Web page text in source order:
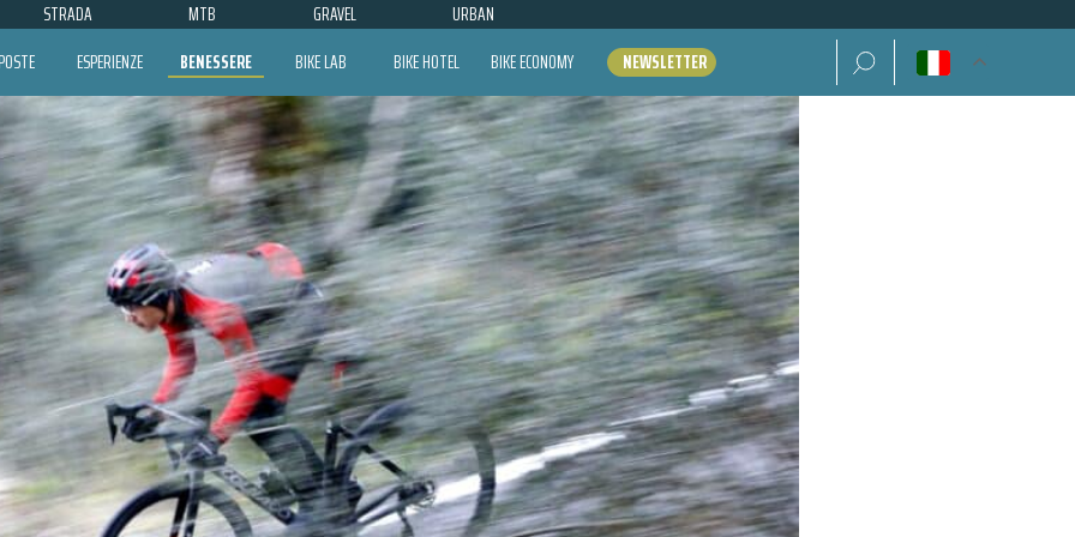
STRADA MTB GRAVEL URBAN
ESPERIENZE BENESSERE BIKE LAB BIKE HOTEL BIKE ECONOMY NEWSLETTER Ricerca per: